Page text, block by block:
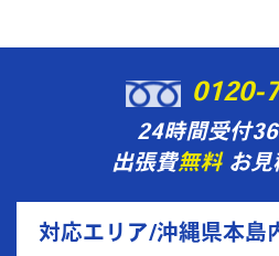
0120-
24時間受付
出張費無料お見
対応エリア/沖縄県本島